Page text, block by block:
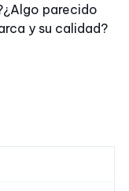
¿Algo parecido
y su calidad?